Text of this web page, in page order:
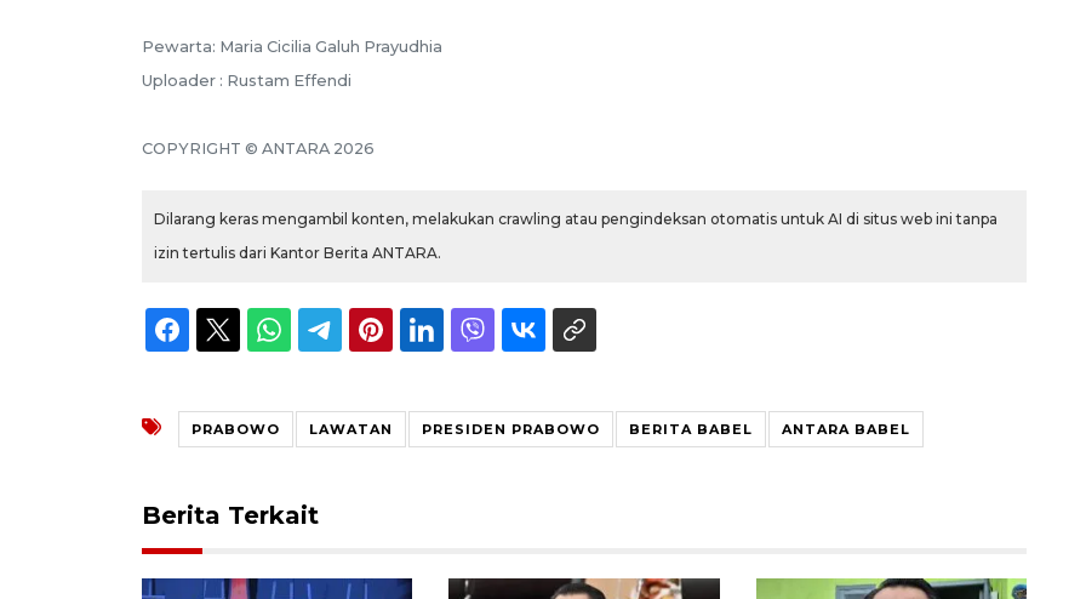
Pewarta: Maria Cicilia Galuh Prayudhia
Uploader : Rustam Effendi
COPYRIGHT © ANTARA 2026
Dilarang keras mengambil konten, melakukan crawling atau pengindeksan otomatis untuk AI di situs web ini tanpa
izin tertulis dari Kantor Berita ANTARA.
PRABOWO LAWATAN PRESIDEN PRABOWO BERITA BABEL ANTARA BABEL
Berita Terkait